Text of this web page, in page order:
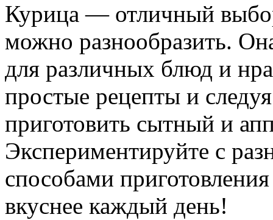
Курица — отличный
можно разнообразить.
для различных блюд и
простые рецепты и
приготовить сытный и
Экспериментируйте с
способами
вкуснее каждый день!